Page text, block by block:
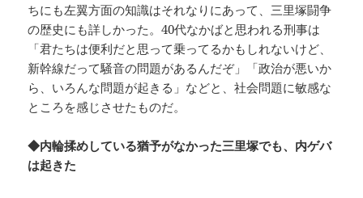
ちにも左翼方面の知識はそれなりにあって、三里塚闘争
の歴史にも詳しかった。40代なかばと思われる刑事は
「君たちは便利だと思って乗ってるかもしれないけど、
新幹線だって騒音の問題があるんだぞ」「政治が悪いか
ら、いろんな問題が起きる」などと、社会問題に敏感な
ところを感じさせたものだ。
◆内輪揉めしている猶予がなかった三里塚でも、内ゲバ
は起きた